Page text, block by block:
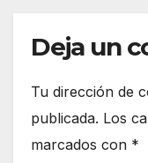
Deja un
Tu dirección de
publicada. Los
marcados con *